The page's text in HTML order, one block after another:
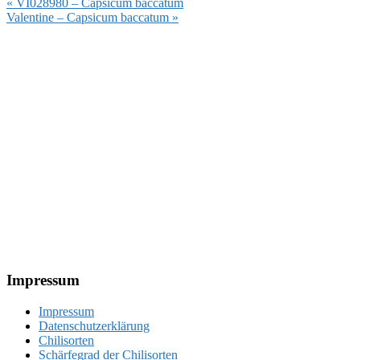
Beitrag:
« VI028980 – Capsicum baccatum
Nächster
Valentine – Capsicum baccatum »
Footer
Impressum
Impressum
Datenschutzerklärung
Chilisorten
Schärfegrad der Chilisorten